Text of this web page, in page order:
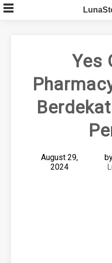
Skip
to
Yes
August 29,
2024